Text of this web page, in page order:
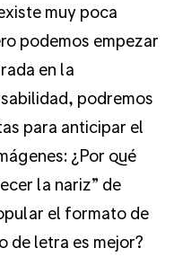
muy poca
podemos empezar
en la
podremos
para anticipar el
¿Por qué
la nariz” de
el formato de
de letra es mejor?